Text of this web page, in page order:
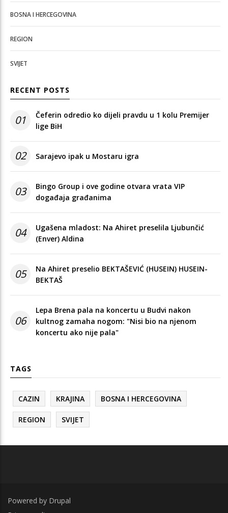
BOSNA I HERCEGOVINA
REGION
SVIJET
RECENT POSTS
01
Čeferin odredio ko dijeli pravdu u 1 kolu Premijer
lige BiH
02 Sarajevo ipak u Mostaru igra
03
Bingo Group i ove godine otvara vrata VIP
događaja građanima
04
Ugašena mladost: Na Ahiret preselila Ljubunčić
(Enver) Aldina
05
Na Ahiret preselio BEKTAŠEVIĆ (HUSEIN) HUSEIN-
BEKTAŠ
06
Lepa Brena pala na koncertu u Budvi nakon
kultnog zamaha nogom: "Nisi bio na njenom
koncertu ako nije pala"
TAGS
CAZIN KRAJINA BOSNA I HERCEGOVINA
REGION SVIJET
Powered by Drupal